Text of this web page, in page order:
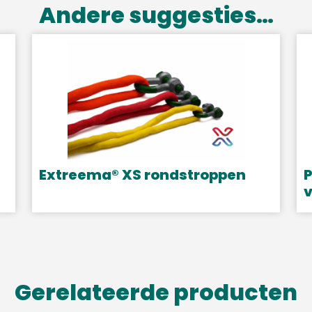
Andere suggesties…
Extreema® XS rondstroppen
product
Deze
Gerelateerde producten